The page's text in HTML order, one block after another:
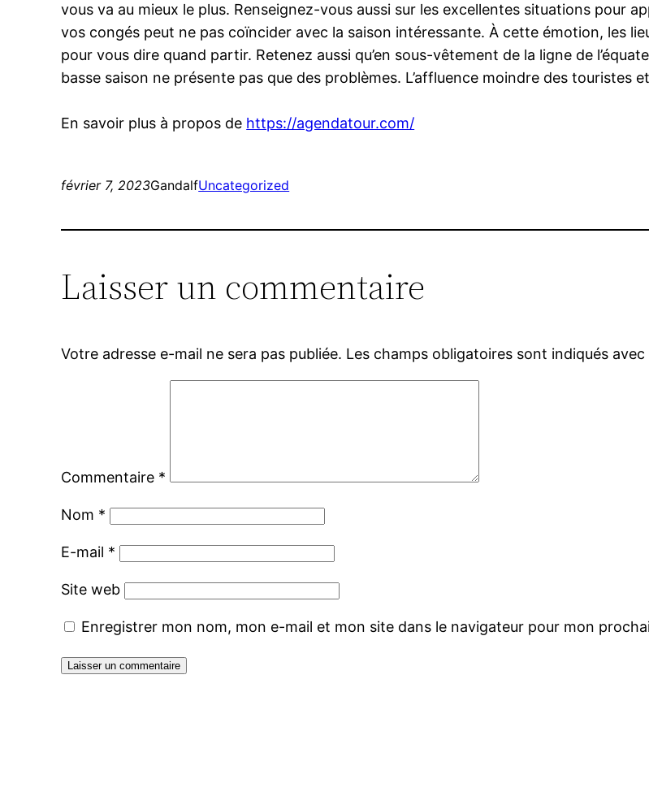
vous va au mieux le plus. Renseignez-vous aussi sur les excellentes situations pour
vos congés peut ne pas coïncider avec la saison intéressante. À cette émotion, les
pour vous dire quand partir. Retenez aussi qu’en sous-vêtement de la ligne de
basse saison ne présente pas que des problèmes. L’affluence moindre des touristes
En savoir plus à propos de https://agendatour.com/
février 7, 2023GandalfUncategorized
Laisser un commentaire
Votre adresse e-mail ne sera pas publiée. Les champs obligatoires sont indiqués avec
Commentaire *
Nom *
E-mail *
Site web
Enregistrer mon nom, mon e-mail et mon site dans le navigateur pour mon